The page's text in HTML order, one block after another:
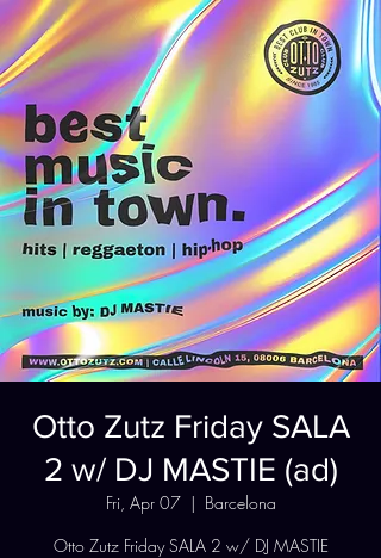
Otto Zutz Friday SALA
2 w/ DJ MASTIE (ad)
Fri, Apr 07
  |
Barcelona
Otto Zutz Friday SALA 2 w/ DJ MASTIE